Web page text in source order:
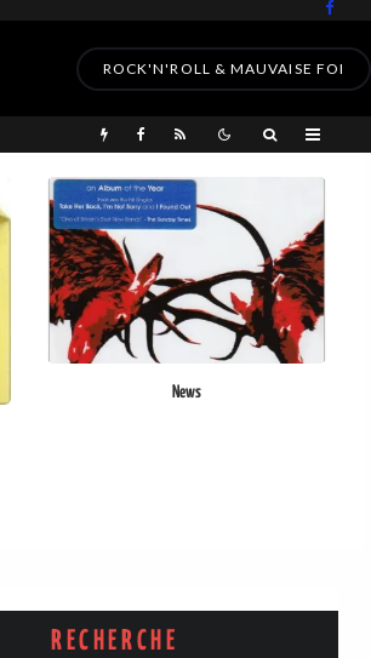
ROCK'N'ROLL & MAUVAISE FOI
News
RECHERCHE